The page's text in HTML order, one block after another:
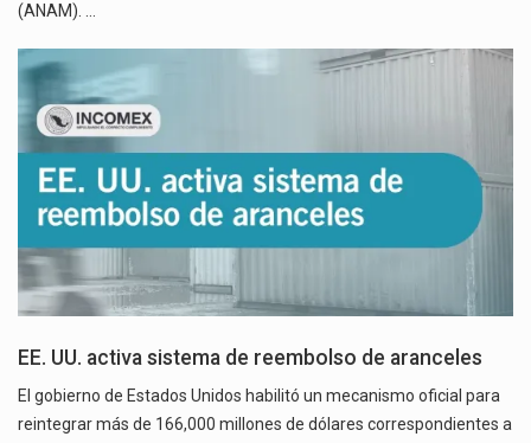
(ANAM). …
EE. UU. activa sistema de reembolso de aranceles
El gobierno de Estados Unidos habilitó un mecanismo oficial para
reintegrar más de 166,000 millones de dólares correspondientes a